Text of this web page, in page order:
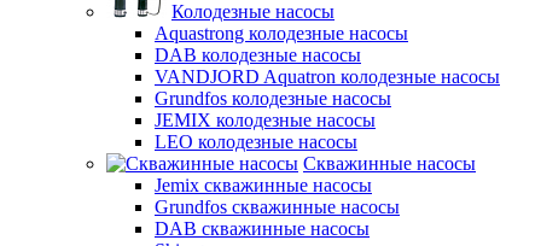
Колодезные насосы
Aquastrong колодезные насосы
DAB колодезные насосы
VANDJORD Aquatron колодезные насосы
Grundfos колодезные насосы
JEMIX колодезные насосы
LEO колодезные насосы
Скважинные насосы
Jemix cкважинные насосы
Grundfos скважинные насосы
DAB скважинные насосы